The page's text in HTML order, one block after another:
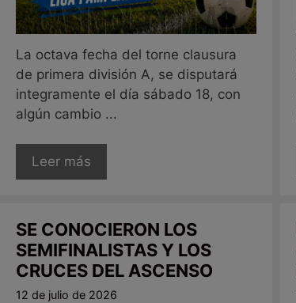
La octava fecha del torne clausura
de primera división A, se disputará
integramente el día sábado 18, con
algún cambio ...
Leer más
SE CONOCIERON LOS
SEMIFINALISTAS Y LOS
CRUCES DEL ASCENSO
12 de julio de 2026